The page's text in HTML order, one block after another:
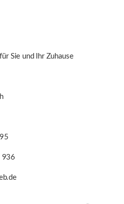
Sie und Ihr Zuhause
936